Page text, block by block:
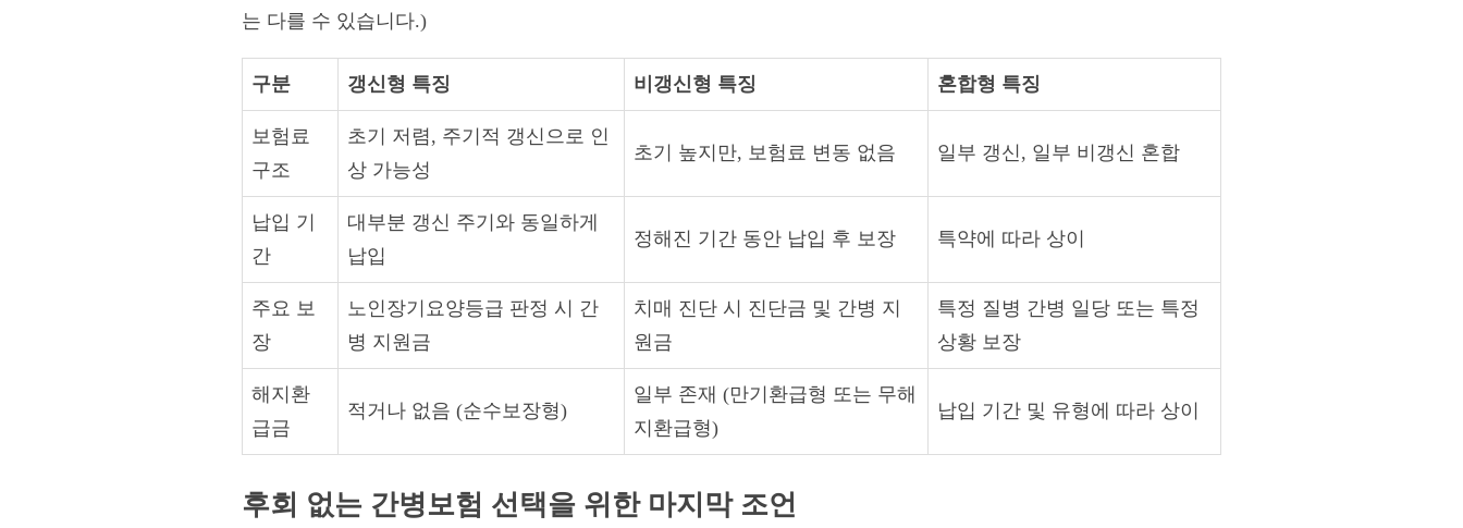
는 다를 수 있습니다.)
구분 갱신형 특징 비갱신형 특징 혼합형 특징
보험료
구조
초기 저렴, 주기적 갱신으로 인
상 가능성
초기 높지만, 보험료 변동 없음 일부 갱신, 일부 비갱신 혼합
납입 기
간
대부분 갱신 주기와 동일하게
납입
정해진 기간 동안 납입 후 보장 특약에 따라 상이
주요 보
장
노인장기요양등급 판정 시 간
병 지원금
치매 진단 시 진단금 및 간병 지
원금
특정 질병 간병 일당 또는 특정
상황 보장
해지환
급금
적거나 없음 (순수보장형)
일부 존재 (만기환급형 또는 무해
지환급형)
납입 기간 및 유형에 따라 상이
후회 없는 간병보험 선택을 위한 마지막 조언